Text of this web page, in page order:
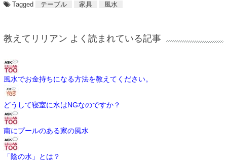
Tagged テーブル 家具 風水
教えてリリアン よく読まれている記事
風水でお金持ちになる方法を教えてください。
どうして寝室に水はNGなのですか？
南にプールのある家の風水
「陰の水」とは？